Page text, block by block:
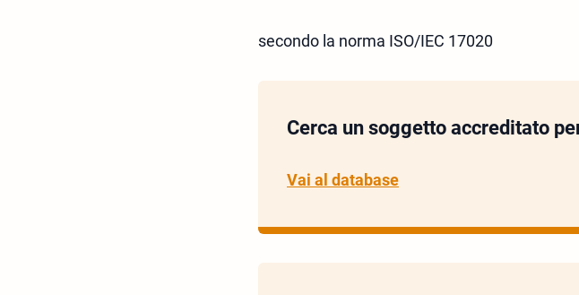
secondo la norma ISO/IEC 17020
Cerca un soggetto accreditato
Vai al database